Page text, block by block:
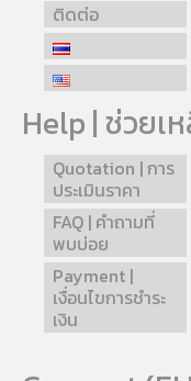
ติดต่อ
Help | ช่วยเ
Quotation | การ
ประเมินราคา
FAQ | คำถามที่
พบบ่อย
Payment |
เงื่อนไขการชำระ
เงิน